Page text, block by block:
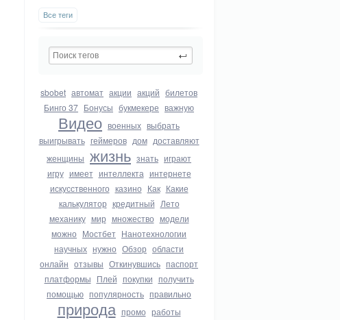
Все теги
sbobet автомат акции акций билетов
Бинго 37 Бонусы букмекере важную
Видео военных выбрать
выигрывать геймеров дом доставляют
женщины жизнь знать играют
игру имеет интеллекта интернете
искусственного казино Как Какие
калькулятор кредитный Лето
механику мир множество модели
можно Мостбет Нанотехнологии
научных нужно Обзор области
онлайн отзывы Откинувшись паспорт
платформы Плей покупки получить
помощью популярность правильно
природа промо работы